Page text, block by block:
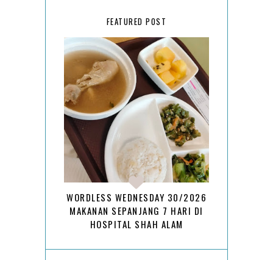
FEATURED POST
WORDLESS WEDNESDAY 30/2026
MAKANAN SEPANJANG 7 HARI DI
HOSPITAL SHAH ALAM